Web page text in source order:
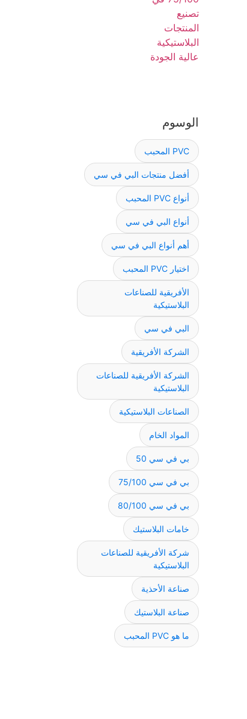
الوسوم
PVC المحبب
أفضل منتجات البي في سي
أنواع PVC المحبب
أنواع البي في سي
أهم أنواع البي في سي
اختيار PVC المحبب
الأفريقية للصناعات
البلاستيكية
البي في سي
الشركة الأفريقية
الشركة الأفريقية للصناعات
البلاستيكية
الصناعات البلاستيكية
المواد الخام
بي في سي 50
بي في سي 75/100
بي في سي 80/100
خامات البلاستيك
شركة الأفريقية للصناعات
البلاستيكية
صناعة الأحذية
صناعة البلاستيك
ما هو PVC المحبب